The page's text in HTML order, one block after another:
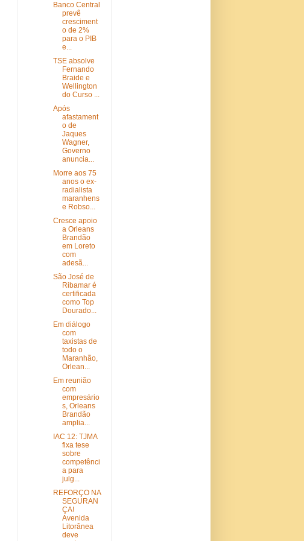
Banco Central
prevê
cresciment
o de 2%
para o PIB
e...
TSE absolve
Fernando
Braide e
Wellington
do Curso ...
Após
afastament
o de
Jaques
Wagner,
Governo
anuncia...
Morre aos 75
anos o ex-
radialista
maranhens
e Robso...
Cresce apoio
a Orleans
Brandão
em Loreto
com
adesã...
São José de
Ribamar é
certificada
como Top
Dourado...
Em diálogo
com
taxistas de
todo o
Maranhão,
Orlean...
Em reunião
com
empresário
s, Orleans
Brandão
amplia...
IAC 12: TJMA
fixa tese
sobre
competênci
a para
julg...
REFORÇO NA
SEGURAN
ÇA!
Avenida
Litorânea
deve